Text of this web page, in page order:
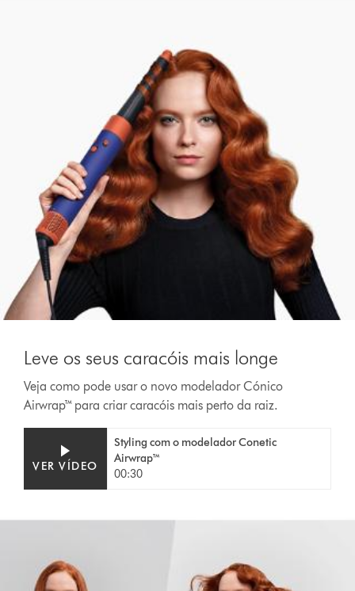
Leve os seus caracóis mais longe
Veja como pode usar o novo modelador Cónico
Airwrap™ para criar caracóis mais perto da raiz.
VER VÍDEO
Styling com o modelador Conetic
Airwrap™
00:30